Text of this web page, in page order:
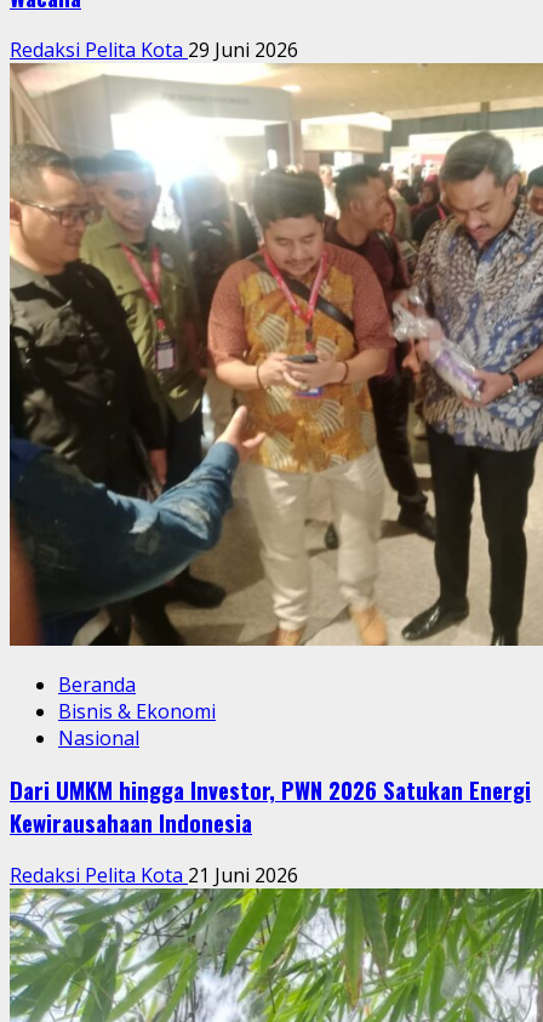
Redaksi Pelita Kota 29 Juni 2026
Beranda
Bisnis & Ekonomi
Nasional
Dari UMKM hingga Investor, PWN 2026 Satukan Energi
Kewirausahaan Indonesia
Redaksi Pelita Kota 21 Juni 2026